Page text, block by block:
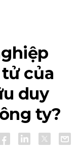
của
duy
ty?